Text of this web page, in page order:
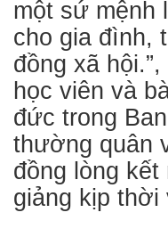
một sứ mệnh
cho gia đình,
đồng xã
học viên và
đức trong
thường quân
đồng lòng
giảng kịp thời